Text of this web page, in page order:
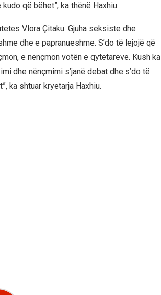
që bëhet”, ka thënë Haxhiu.
Vlora Çitaku. Gjuha seksiste dhe
dhe e papranueshme. S’do të lejojë që
e nënçmon votën e qytetarëve. Kush ka
dhe nënçmimi s’janë debat dhe s’do të
ka shtuar kryetarja Haxhiu.